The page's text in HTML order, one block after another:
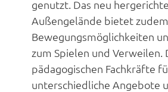
genutzt. Das neu
Außengelände bietet
Bewegungsmöglichkeiten
zum Spielen und Verweilen.
pädagogischen Fachkräfte
unterschiedliche Angebote